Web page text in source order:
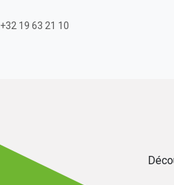
+32 19 63 21 10